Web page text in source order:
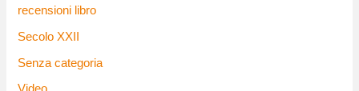
recensioni libro
Secolo XXII
Senza categoria